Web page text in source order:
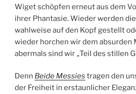
Wiget schöpfen erneut aus dem
ihrer Phantasie. Wieder werden
wahlweise auf den Kopf gestellt
wieder horchen wir dem absurden
abermals sind wir „Teil des stillen
Denn Beide Messies tragen den
der Freiheit in erstaunlicher